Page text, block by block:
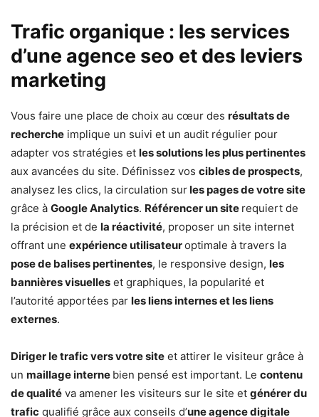
Trafic organique : les services
d’une agence seo et des leviers
marketing
Vous faire une place de choix au cœur des résultats de
recherche implique un suivi et un audit régulier pour
adapter vos stratégies et les solutions les plus pertinentes
aux avancées du site. Définissez vos cibles de prospects,
analysez les clics, la circulation surles pages de votre site
grâce à Google Analytics. Référencer un site requiert de
la précision et de la réactivité, proposer un site internet
offrant une expérience utilisateuroptimale à travers la
pose de balises pertinentes, le responsive design, les
bannières visuelles et graphiques, la popularité et
l’autorité apportées par les liens internes et les liens
externes.
Diriger le trafic vers votre site et attirer le visiteur grâce à
un maillage interne bien pensé est important. Le contenu
de qualité va amener les visiteurs sur le site et générer du
trafic qualifié grâce aux conseils d’une agence digitale